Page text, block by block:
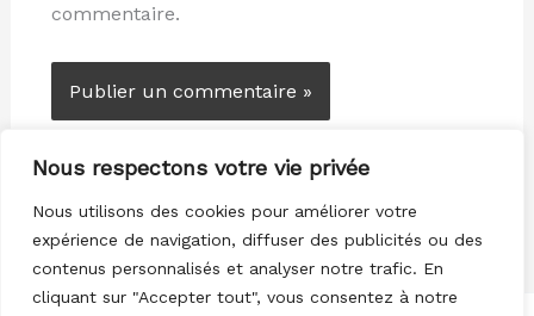
Nous respectons votre vie privée
Nous utilisons des cookies pour améliorer votre
expérience de navigation, diffuser des publicités ou des
contenus personnalisés et analyser notre trafic. En
cliquant sur "Accepter tout", vous consentez à notre
commentaire.